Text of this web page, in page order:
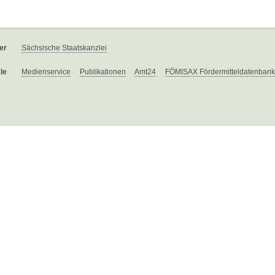
Sächsische Staatskanzlei
Medienservice Publikationen Amt24 FÖMISAX Fördermitteldatenbank